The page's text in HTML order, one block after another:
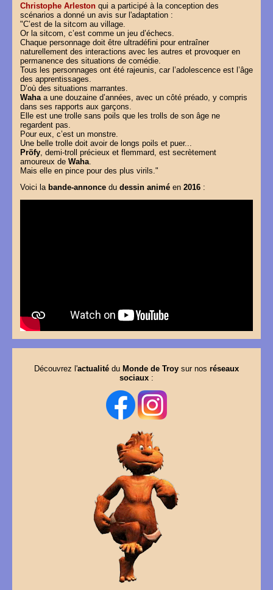
Christophe Arlestonqui a participé à la conception des
scénarios a donné un avis sur l'adaptation :
"C’est de la sitcom au village.
Or la sitcom, c’est comme un jeu d’échecs.
Chaque personnage doit être ultradéfini pour entraîner
naturellement des interactions avec les autres et provoquer en
permanence des situations de comédie.
Tous les personnages ont été rajeunis, car l’adolescence est l’âge
des apprentissages.
D’où des situations marrantes.
Wahaa une douzaine d’années, avec un côté préado, y compris
dans ses rapports aux garçons.
Elle est une trolle sans poils que les trolls de son âge ne
regardent pas.
Pour eux, c’est un monstre.
Une belle trolle doit avoir de longs poils et puer...
Pröfy, demi-troll précieux et flemmard, est secrètement
amoureux de Waha.
Mais elle en pince pour des plus virils."
Voici la bande-annoncedu dessin animéen 2016:
Découvrez l'actualité du Monde de Troy sur nos réseaux
sociaux :